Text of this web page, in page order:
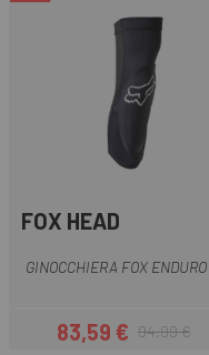
FOX HEAD
GINOCCHIERA FOX ENDURO
Prezzo
83,59 €Prezzo base
94,99 €